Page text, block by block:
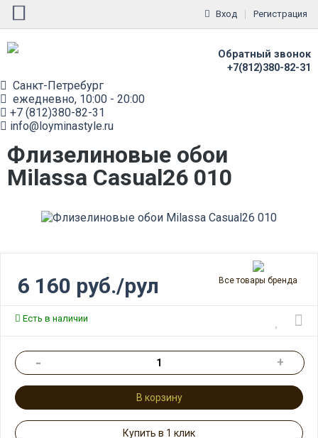
Вход Регистрация
Обратный звонок
+7(812)380-82-31
Санкт-Петребург
ежедневно, 10:00 - 20:00
+7 (812)380-82-31
info@loyminastyle.ru
Флизелиновые обои
Milassa Casual26 010
6 160 руб./рул Все товары бренда
Есть в наличии
- +
В корзину
Купить в 1 клик